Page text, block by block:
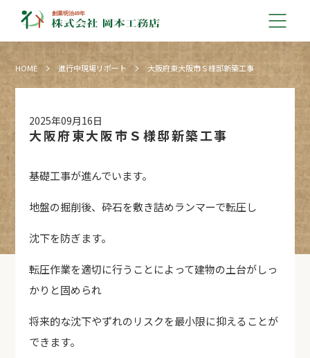
HOME 進行中現場リポート 大阪府東大阪市Ｓ様邸新築工事
2025年09月16日
大阪府東大阪市Ｓ様邸新築工事
基礎工事が進んでいます。
地盤の掘削後、砕石を敷き詰めランマーで転圧し
沈下を防ぎます。
転圧作業を適切に行うことによって建物の土台がしっ
かりと固められ
将来的な沈下やずれのリスクを最小限に抑えることが
できます。